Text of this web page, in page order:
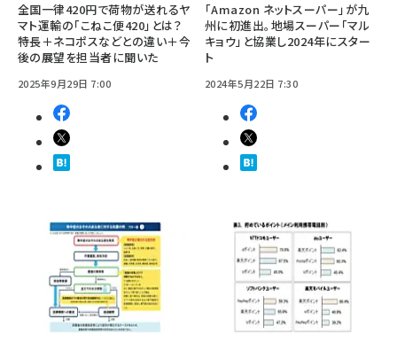
全国一律420円で荷物が送れるヤ
マト運輸の「こねこ便420」とは？
特長＋ネコポスなどとの違い＋今
後の展望を担当者に聞いた
2025年9月29日 7:00
「Amazon ネットスーパー」が九
州に初進出。地場スーパー「マル
キョウ」と協業し2024年にスター
ト
2024年5月22日 7:30